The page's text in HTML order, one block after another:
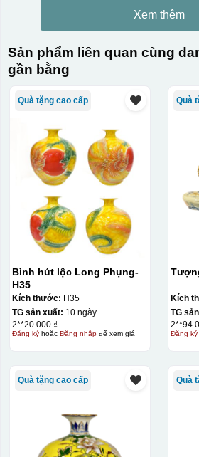
Xem thêm
Sản phẩm liên quan cùng
gần bằng
Quà tặng cao cấp
Bình hút lộc Long Phụng-
H35
Kích thước: H35
TG sản xuất: 10 ngày
2**20.000 ₫
Đăng kýhoặc Đăng nhậpđể xem giá
Quà
Kích
TG
Đăng ký
Quà tặng cao cấp Quà